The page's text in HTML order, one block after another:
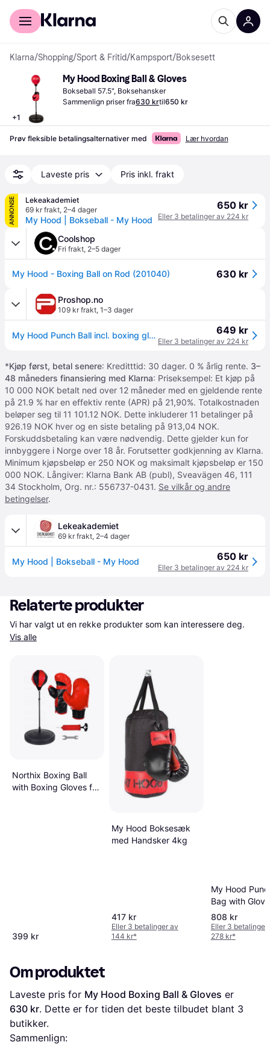
For kunder
Klarna/Shopping/Sport & Fritid/Kampsport/Boksesett
+1
My Hood Boxing Ball & Gloves
Bokseball 57.5", Boksehansker
Sammenlign priser fra630 krtil650 kr
Prøv fleksible betalingsalternativer med Lær hvordan
Laveste pris Pris inkl. frakt
ANNONSE
Lekeakademiet
69 kr frakt, 2–4 dager
My Hood | Bokseball - My Hood
650 kr
Eller 3 betalinger av 224 kr
Coolshop
Fri frakt, 2–5 dager
My Hood - Boxing Ball on Rod (201040) 630 kr
Proshop.no
109 kr frakt, 1–3 dager
My Hood Punch Ball incl. boxing gloves 649 kr
Eller 3 betalinger av 224 kr
*Kjøp først, betal senere: Kreditttid: 30 dager. 0 % årlig rente. 3–
48 måneders finansiering med Klarna: Priseksempel: Et kjøp på
10 000 NOK betalt ned over 12 måneder med en gjeldende rente
på 21.9 % har en effektiv rente (APR) på 21,90%. Totalkostnaden
beløper seg til 11 101.12 NOK. Dette inkluderer 11 betalinger på
926.19 NOK hver og en siste betaling på 913,04 NOK.
Forskuddsbetaling kan være nødvendig. Dette gjelder kun for
innbyggere i Norge over 18 år. Forutsetter godkjenning av Klarna.
Minimum kjøpsbeløp er 250 NOK og maksimalt kjøpsbeløp er 150
000 NOK. Långiver: Klarna Bank AB (publ), Sveavägen 46, 111
34 Stockholm, Org. nr.: 556737-0431. Se vilkår og andre
betingelser.
Lekeakademiet
69 kr frakt, 2–4 dager
My Hood | Bokseball - My Hood 650 kr
Eller 3 betalinger av 224 kr
Relaterte produkter
Vis alle
Northix Boxing Ball
with Boxing Gloves for
399 kr
My Hood Boksesæk
med Handsker 4kg
417 kr
Eller 3 betalinger av
144 kr*
My Hood
Bag with
10kg
808 kr
Eller 3 betalinger
278 kr*
Om produktet
Laveste pris for My Hood Boxing Ball & Gloves
630 kr. Dette er for tiden det beste tilbudet blant 3
butikker.
Sammenlign: